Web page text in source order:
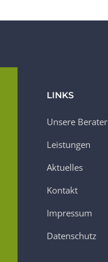
LINKS
Unsere Berater
Leistungen
Aktuelles
Kontakt
Impressum
Datenschutz